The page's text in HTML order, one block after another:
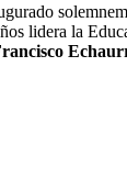
lidera la